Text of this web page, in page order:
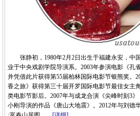
张静初，1980年2月2日出生于福建永安，中
业于中央戏剧学院导演系。2003年参演电影《孔
并凭借此片获得第55届柏林国际电影节银熊奖。
香之旅》获得第三十届开罗国际电影节最佳女主
类电影节影后。2007年与成龙合演《尖峰时刻3》
小刚导演的作品《唐山大地震》。2012年与刘德